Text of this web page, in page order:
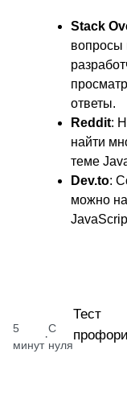
Stack
вопросы
ответы.
Reddit:
найти
теме
Dev.to:
можно
5
минут
·
С
нуля
Тест